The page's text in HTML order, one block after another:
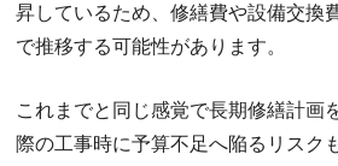
昇しているため、修繕費や設備交換
で推移する可能性があります。
これまでと同じ感覚で長期修繕計画
際の工事時に予算不足へ陥るリスク